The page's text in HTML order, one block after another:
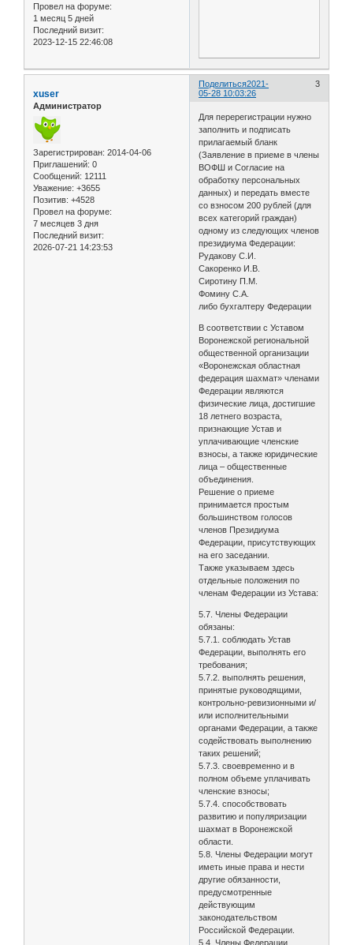
Провел на форуме:
1 месяц 5 дней
Последний визит:
2023-12-15 22:46:08
Поделиться 3
2021-
05-28 10:03:26
xuser
Администратор
Зарегистрирован: 2014-04-06
Приглашений: 0
Сообщений: 12111
Уважение: +3655
Позитив: +4528
Провел на форуме:
7 месяцев 3 дня
Последний визит:
2026-07-21 14:23:53
Для перерегистрации нужно
заполнить и подписать
прилагаемый бланк
(Заявление в приеме в члены
ВОФШ и Согласие на
обработку персональных
данных) и передать вместе
со взносом 200 рублей (для
всех категорий граждан)
одному из следующих членов
президиума Федерации:
Рудакову С.И.
Сакоренко И.В.
Сиротину П.М.
Фомину С.А.
либо бухгалтеру Федерации
В соответствии с Уставом
Воронежской региональной
общественной организации
«Воронежская областная
федерация шахмат» членами
Федерации являются
физические лица, достигшие
18 летнего возраста,
признающие Устав и
уплачивающие членские
взносы, а также юридические
лица – общественные
объединения.
Решение о приеме
принимается простым
большинством голосов
членов Президиума
Федерации, присутствующих
на его заседании.
Также указываем здесь
отдельные положения по
членам Федерации из Устава:
5.7. Члены Федерации
обязаны:
5.7.1. соблюдать Устав
Федерации, выполнять его
требования;
5.7.2. выполнять решения,
принятые руководящими,
контрольно-ревизионными и/
или исполнительными
органами Федерации, а также
содействовать выполнению
таких решений;
5.7.3. своевременно и в
полном объеме уплачивать
членские взносы;
5.7.4. способствовать
развитию и популяризации
шахмат в Воронежской
области.
5.8. Члены Федерации могут
иметь иные права и нести
другие обязанности,
предусмотренные
действующим
законодательством
Российской Федерации.
5.4. Члены Федерации,